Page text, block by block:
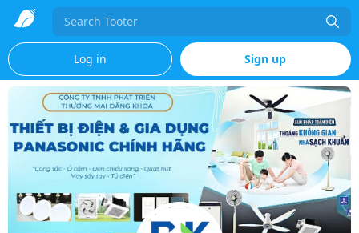
Search
Log in Sign up